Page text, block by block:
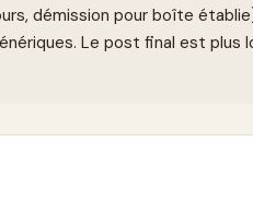
démission pour boîte
Le post final est plus